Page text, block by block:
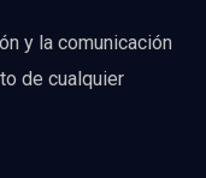
y la comunicación
de cualquier